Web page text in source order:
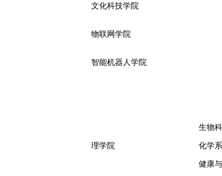
文化科技学院
物联网学院
智能机器人学院
理学院
生物
化学系
健康